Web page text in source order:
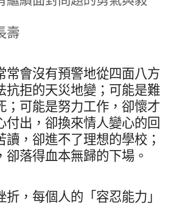
壽
常會沒有預警地從四面八方
抗拒的天災地變；可能是難
；可能是努力工作，卻懷才
付出，卻換來情人變心的回
讀，卻進不了理想的學校；
卻落得血本無歸的下場。
，每個人的「容忍能力」